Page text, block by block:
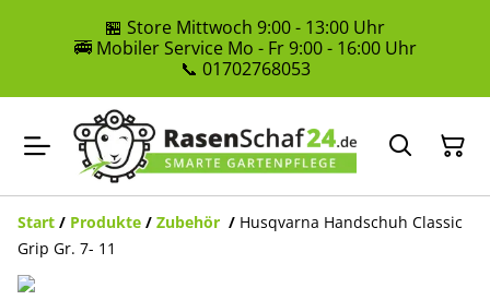
🏪 Store Mittwoch 9:00 - 13:00 Uhr
🚎 Mobiler Service Mo - Fr 9:00 - 16:00 Uhr
📞 01702768053
Start / Produkte / Zubehör / Husqvarna Handschuh Classic
Grip Gr. 7- 11